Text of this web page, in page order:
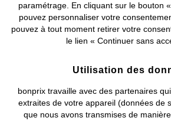
Deutsch
paramétrage. En cliquant sur le bouton
pouvez personnaliser votre
pouvez à tout moment retirer votre
le lien « Continuer sans
Utilisation des
bonprix travaille avec des partenaires
extraites de votre appareil (données de
que nous avons transmises de